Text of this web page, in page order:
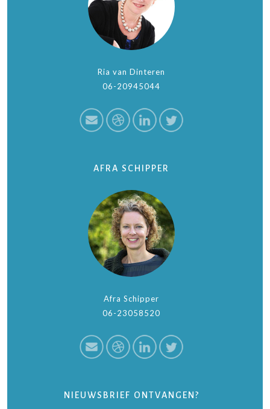
Ria van Dinteren
06-20945044
AFRA SCHIPPER
Afra Schipper
06-23058520
NIEUWSBRIEF ONTVANGEN?